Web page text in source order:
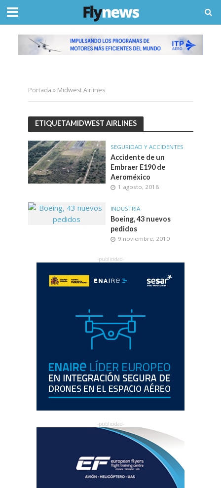
Portada » Midwest Airlines
ETIQUETAMIDWEST AIRLINES
SEGURIDAD Y ACCIDENTES
Accidente de un
Embraer E190 de
Aeroméxico
1 agosto, 2018
INDUSTRIA
Boeing, 43 nuevos
pedidos
9 noviembre, 2010